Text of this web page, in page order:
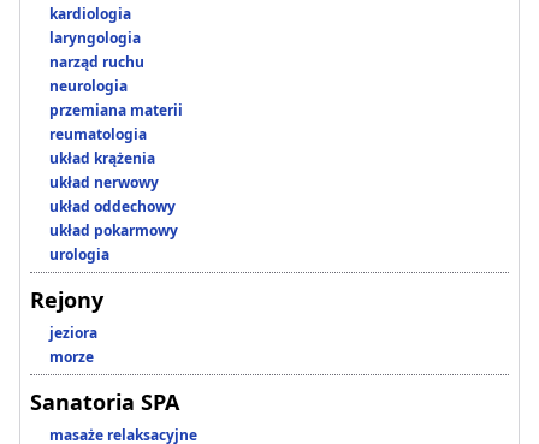
kardiologia
laryngologia
narząd ruchu
neurologia
przemiana materii
reumatologia
układ krążenia
układ nerwowy
układ oddechowy
układ pokarmowy
urologia
Rejony
jeziora
morze
Sanatoria SPA
masaże relaksacyjne